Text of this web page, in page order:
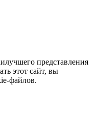
представления
этот сайт, вы
файлов.